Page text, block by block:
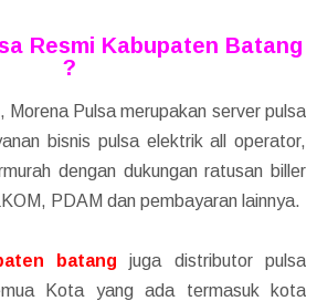
Resmi Kabupaten Batang
?
, Morena Pulsa merupakan server pulsa
bisnis pulsa elektrik all operator,
dengan dukungan ratusan biller
PDAM dan pembayaran lainnya.
batang juga distributor pulsa
Kota yang ada termasuk kota